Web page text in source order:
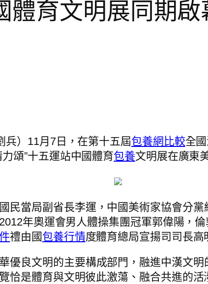
體育文明展同期啟
兵）11月7日，在第十五屆包養網比較全
頌”十五運站中國體育包養文明展在廣東
民當局副省長李運，中國美術家協會分
年奧運會男人體操集團冠軍郭偉陽，
禮由國 包養行情度體育總局宣揚司司長高
優良文明的主要構成部門，融進中漢文明
恰是體育與文明彼此激蕩、融合共進的